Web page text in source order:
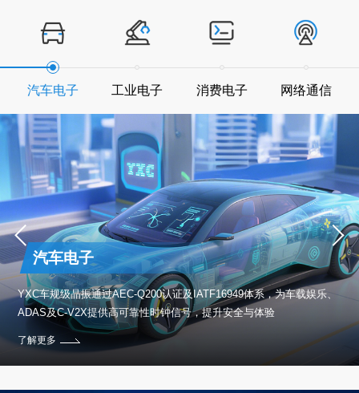
汽车电子 工业电子 消费电子 网络通信
汽车电子
YXC车规级晶振通过AEC-Q200认证及IATF16949体系，为车载娱乐、
ADAS及C-V2X提供高可靠性时钟信号，提升安全与体验
了解更多